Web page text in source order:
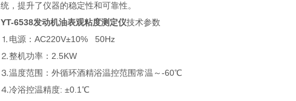
统，提升了仪器的稳定性和可靠性。
YT-6538发动机油表观粘度测定仪技术参数
⒈电源：AC220V±10% 50Hz
⒉整机功率：2.5KW
⒊温度范围：外循环酒精浴温控范围常温～-60℃
⒋冷浴控温精度: ±0.1℃